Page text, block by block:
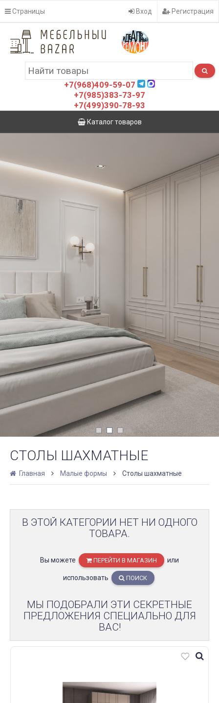
Страницы Вход Регистрация
+7(968)409-59-07
+7(985)383-73-97
+7(499)390-78-93
Каталог товаров
СТОЛЫ ШАХМАТНЫЕ
Главная Малые формы Столы шахматные
В ЭТОЙ КАТЕГОРИИ НЕТ НИ ОДНОГО
ТОВАРА.
Вы можете ПЕРЕЙТИ В МАГАЗИН или
использовать ПОИСК
МЫ ПОДОБРАЛИ ЭТИ СЕКРЕТНЫЕ
ПРЕДЛОЖЕНИЯ СПЕЦИАЛЬНО ДЛЯ
ВАС!